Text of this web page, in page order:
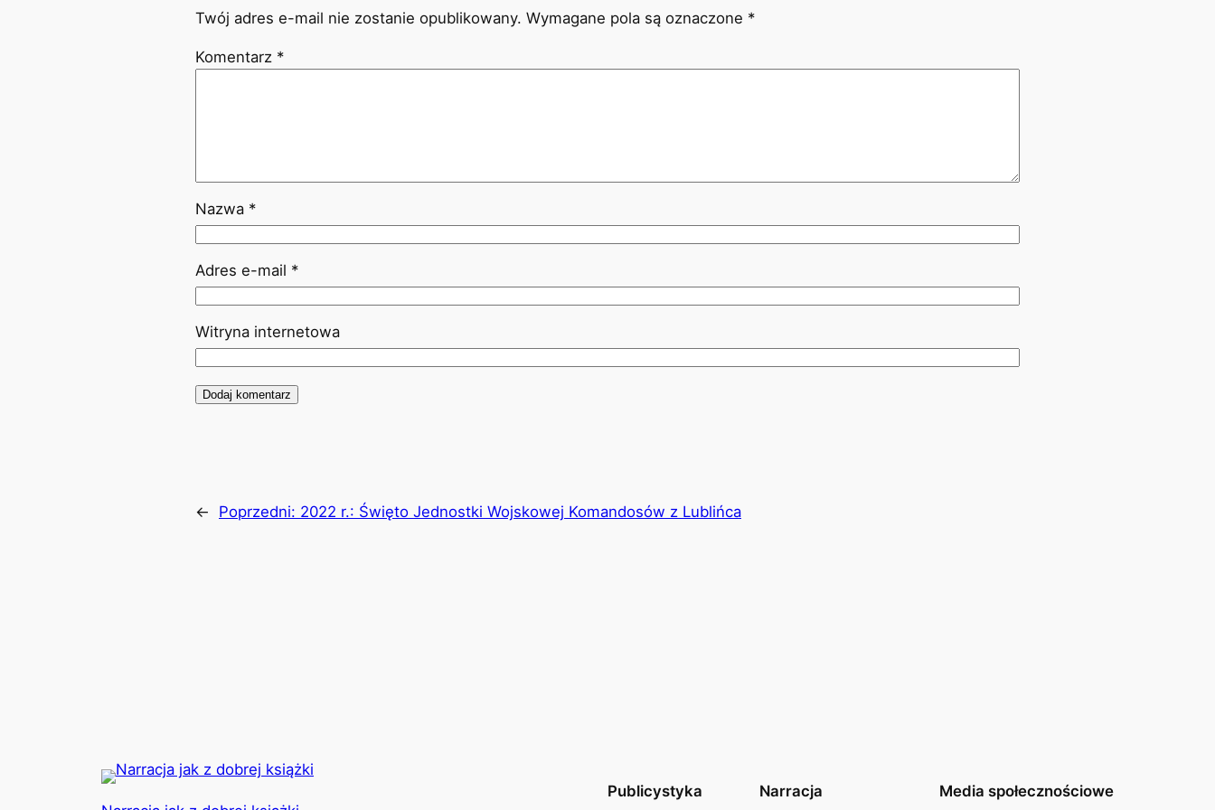
Twój adres e-mail nie zostanie opublikowany. Wymagane pola są oznaczone *
Komentarz *
Nazwa *
Adres e-mail *
Witryna internetowa
← Poprzedni: 2022 r.: Święto Jednostki Wojskowej Komandosów z Lublińca
Publicystyka Narracja Media społecznościowe